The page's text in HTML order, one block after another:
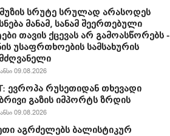
სრუტე სრულად არასოდეს
მანამ, სანამ შეერთებული
თავის ქცევას არ გამოასწორებს -
უსაფრთხოების სამსახურის
09.08.2026
ევროპა რუსეთიდან თხევადი
გაზის იმპორტს ზრდის
09.08.2026
აგრძელებს ბალისტიკურ